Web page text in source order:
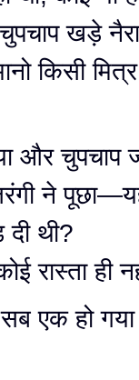
खड़े
किसी मित्र
और चुपचाप
ने
थी?
रास्ता ही
एक हो गया